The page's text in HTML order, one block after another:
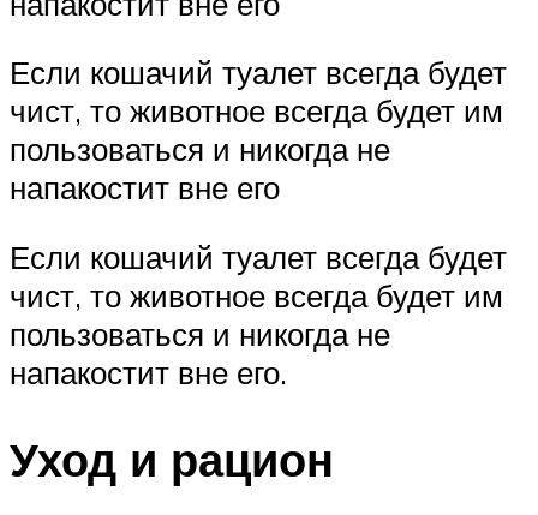
Если кошачий туалет всегда будет
чист, то животное всегда будет им
пользоваться и никогда не
напакостит вне его
Если кошачий туалет всегда будет
чист, то животное всегда будет им
пользоваться и никогда не
напакостит вне его.
Уход и рацион